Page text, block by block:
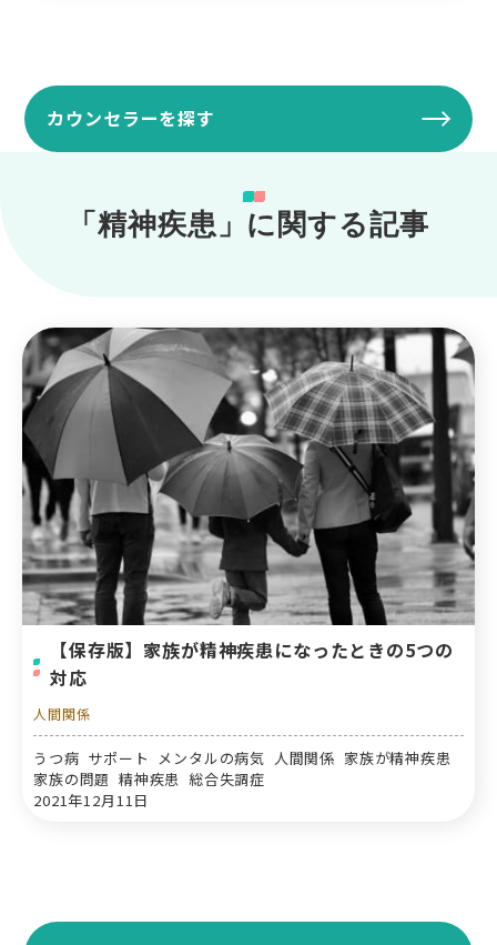
カウンセラーを探す
「精神疾患」に関する記事
【保存版】家族が精神疾患になったときの5つの
対応
人間関係
うつ病 サポート メンタルの病気 人間関係 家族が精神疾患
家族の問題 精神疾患 総合失調症
2021年12月11日